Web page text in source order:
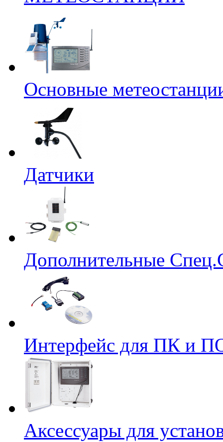
Основные
Датчики
Дополнительные
Интерфейс для ПК и
Аксессуары для